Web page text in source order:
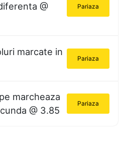
@
Pariaza
marcate in
Pariaza
marcheaza
@ 3.85
Pariaza